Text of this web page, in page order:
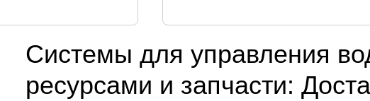
Системы для управления
ресурсами и запчасти: